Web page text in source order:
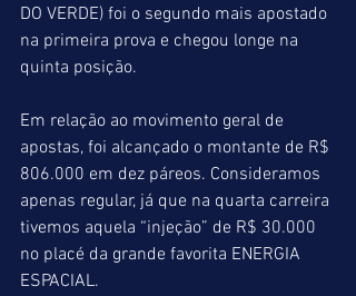
DO VERDE) foi o segundo mais apostado
na primeira prova e chegou longe na
quinta posição.
Em relação ao movimento geral de
apostas, foi alcançado o montante de R$
806.000 em dez páreos. Consideramos
apenas regular, já que na quarta carreira
tivemos aquela “injeção” de R$ 30.000
no placé da grande favorita ENERGIA
ESPACIAL.